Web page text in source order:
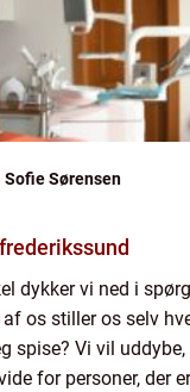
Sofie Sørensen
dykker vi ned i
os stiller os selv
spise? Vi vil
for personer, der